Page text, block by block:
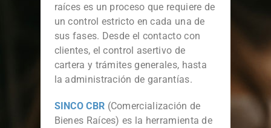
raíces es un proceso que requiere de
un control estricto en cada una de
sus fases. Desde el contacto con
clientes, el control asertivo de
cartera y trámites generales, hasta
la administración de garantías.
SINCO CBR (Comercialización de
Bienes Raíces) es la herramienta de